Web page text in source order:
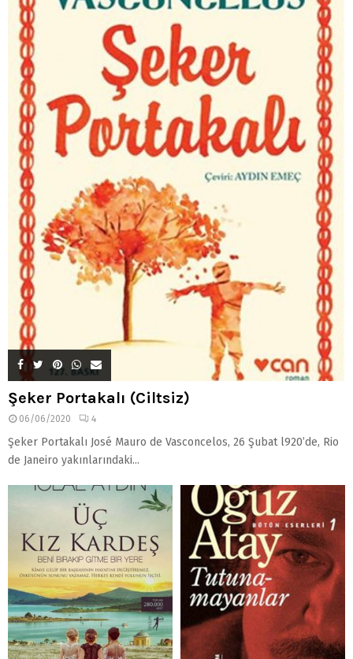
Şeker Portakalı (Ciltsiz)
06/06/2020 4
Şeker Portakalı José Mauro de Vasconcelos, 26 Şubat l920’de, Rio
de Janeiro yakınlarındaki...